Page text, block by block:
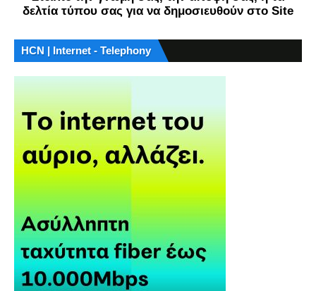
δελτία τύπου σας για να δημοσιευθούν στο Site
HCN | Internet - Telephony